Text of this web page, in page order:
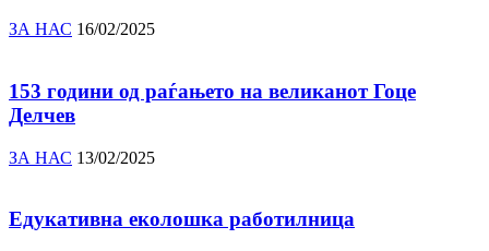
ЗА НАС 16/02/2025
153 години од раѓањето на великанот Гоце
Делчев
ЗА НАС 13/02/2025
Едукативна еколошка работилница